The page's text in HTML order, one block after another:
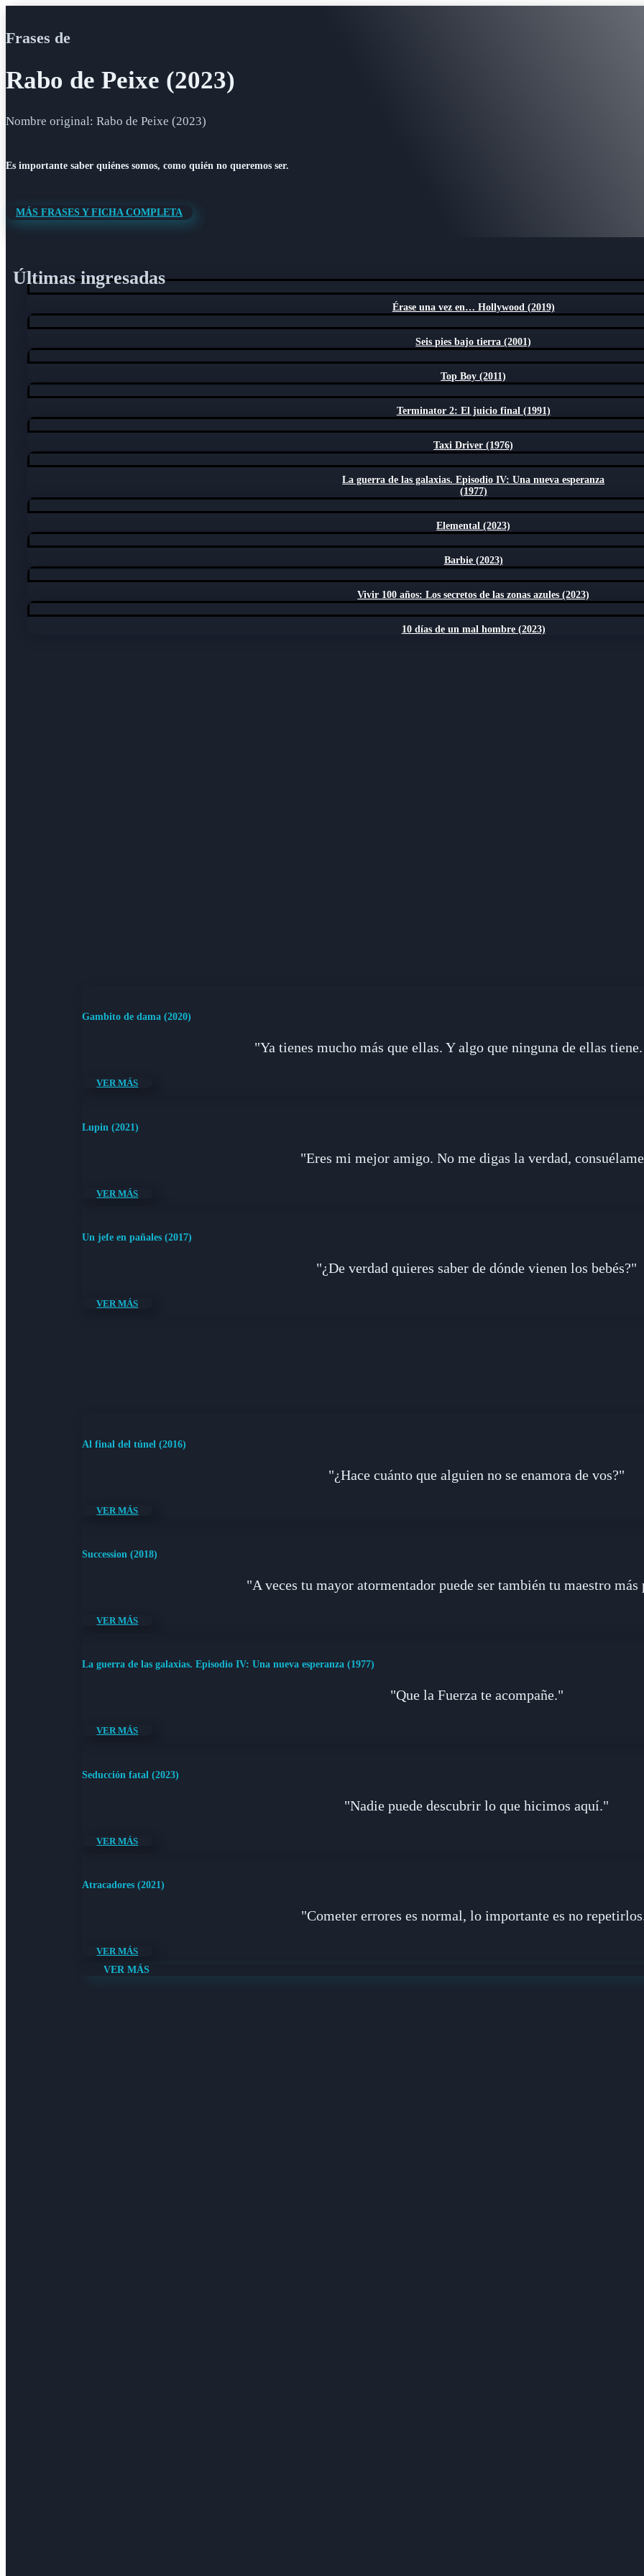
Frases de
Rabo de Peixe (2023)
Nombre original: Rabo de Peixe (2023)
Es importante saber quiénes somos, como quién no queremos ser.
MÁS FRASES Y FICHA COMPLETA
Últimas ingresadas
Érase una vez en… Hollywood (2019)
Seis pies bajo tierra (2001)
Top Boy (2011)
Terminator 2: El juicio final (1991)
Taxi Driver (1976)
La guerra de las galaxias. Episodio IV: Una nueva esperanza
(1977)
Elemental (2023)
Barbie (2023)
Vivir 100 años: Los secretos de las zonas azules (2023)
10 días de un mal hombre (2023)
Gambito de dama (2020)
"Ya tienes mucho más que ellas. Y algo que ninguna de ellas
VER MÁS
Lupin (2021)
"Eres mi mejor amigo. No me digas la verdad,
VER MÁS
Un jefe en pañales (2017)
"¿De verdad quieres saber de dónde vienen los bebés?"
VER MÁS
Al final del túnel (2016)
"¿Hace cuánto que alguien no se enamora de vos?"
VER MÁS
Succession (2018)
"A veces tu mayor atormentador puede ser también tu maestro más
VER MÁS
La guerra de las galaxias. Episodio IV: Una nueva esperanza (1977)
"Que la Fuerza te acompañe."
VER MÁS
Seducción fatal (2023)
"Nadie puede descubrir lo que hicimos aquí."
VER MÁS
Atracadores (2021)
"Cometer errores es normal, lo importante es no
VER MÁS
VER MÁS